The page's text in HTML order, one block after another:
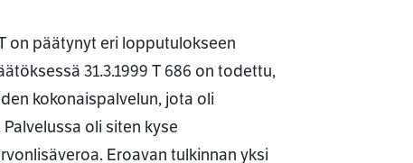
on päätynyt eri lopputulokseen
31.3.1999 T 686 on todettu,
kokonaispalvelun, jota oli
oli siten kyse
Eroavan tulkinnan yksi